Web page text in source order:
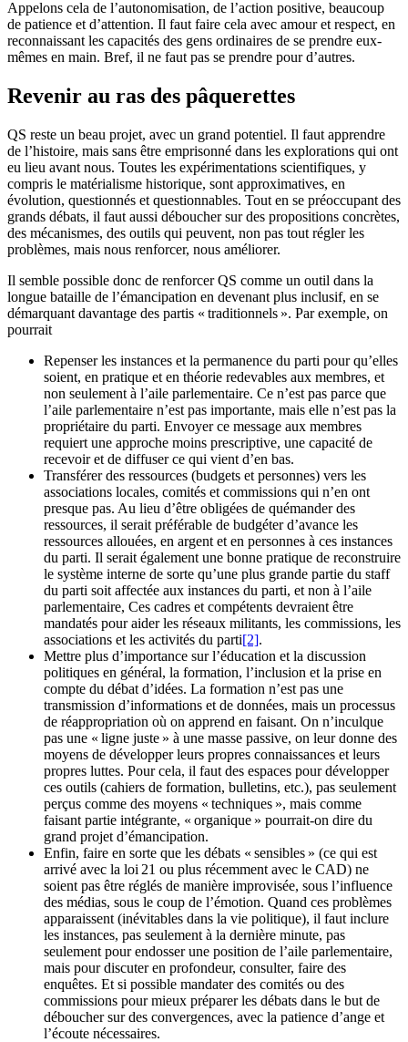
Appelons cela de l’autonomisation, de l’action positive, beaucoup
de patience et d’attention. Il faut faire cela avec amour et respect, en
reconnaissant les capacités des gens ordinaires de se prendre eux-
mêmes en main. Bref, il ne faut pas se prendre pour d’autres.
Revenir au ras des pâquerettes
QS reste un beau projet, avec un grand potentiel. Il faut apprendre
de l’histoire, mais sans être emprisonné dans les explorations qui ont
eu lieu avant nous. Toutes les expérimentations scientifiques, y
compris le matérialisme historique, sont approximatives, en
évolution, questionnés et questionnables. Tout en se préoccupant des
grands débats, il faut aussi déboucher sur des propositions concrètes,
des mécanismes, des outils qui peuvent, non pas tout régler les
problèmes, mais nous renforcer, nous améliorer.
Il semble possible donc de renforcer QS comme un outil dans la
longue bataille de l’émancipation en devenant plus inclusif, en se
démarquant davantage des partis « traditionnels ». Par exemple, on
pourrait
Repenser les instances et la permanence du parti pour qu’elles
soient, en pratique et en théorie redevables aux membres, et
non seulement à l’aile parlementaire. Ce n’est pas parce que
l’aile parlementaire n’est pas importante, mais elle n’est pas la
propriétaire du parti. Envoyer ce message aux membres
requiert une approche moins prescriptive, une capacité de
recevoir et de diffuser ce qui vient d’en bas.
Transférer des ressources (budgets et personnes) vers les
associations locales, comités et commissions qui n’en ont
presque pas. Au lieu d’être obligées de quémander des
ressources, il serait préférable de budgéter d’avance les
ressources allouées, en argent et en personnes à ces instances
du parti. Il serait également une bonne pratique de reconstruire
le système interne de sorte qu’une plus grande partie du staff
du parti soit affectée aux instances du parti, et non à l’aile
parlementaire, Ces cadres et compétents devraient être
mandatés pour aider les réseaux militants, les commissions, les
associations et les activités du parti[2].
Mettre plus d’importance sur l’éducation et la discussion
politiques en général, la formation, l’inclusion et la prise en
compte du débat d’idées. La formation n’est pas une
transmission d’informations et de données, mais un processus
de réappropriation où on apprend en faisant. On n’inculque
pas une « ligne juste » à une masse passive, on leur donne des
moyens de développer leurs propres connaissances et leurs
propres luttes. Pour cela, il faut des espaces pour développer
ces outils (cahiers de formation, bulletins, etc.), pas seulement
perçus comme des moyens « techniques », mais comme
faisant partie intégrante, « organique » pourrait-on dire du
grand projet d’émancipation.
Enfin, faire en sorte que les débats « sensibles » (ce qui est
arrivé avec la loi 21 ou plus récemment avec le CAD) ne
soient pas être réglés de manière improvisée, sous l’influence
des médias, sous le coup de l’émotion. Quand ces problèmes
apparaissent (inévitables dans la vie politique), il faut inclure
les instances, pas seulement à la dernière minute, pas
seulement pour endosser une position de l’aile parlementaire,
mais pour discuter en profondeur, consulter, faire des
enquêtes. Et si possible mandater des comités ou des
commissions pour mieux préparer les débats dans le but de
déboucher sur des convergences, avec la patience d’ange et
l’écoute nécessaires.